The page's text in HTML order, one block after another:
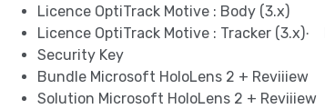
Licence OptiTrack Motive : Body (3.x)
Licence OptiTrack Motive : Tracker (3.x)·
Security Key
Bundle Microsoft HoloLens 2 + Reviiiew
Solution Microsoft HoloLens 2 + Reviiiew